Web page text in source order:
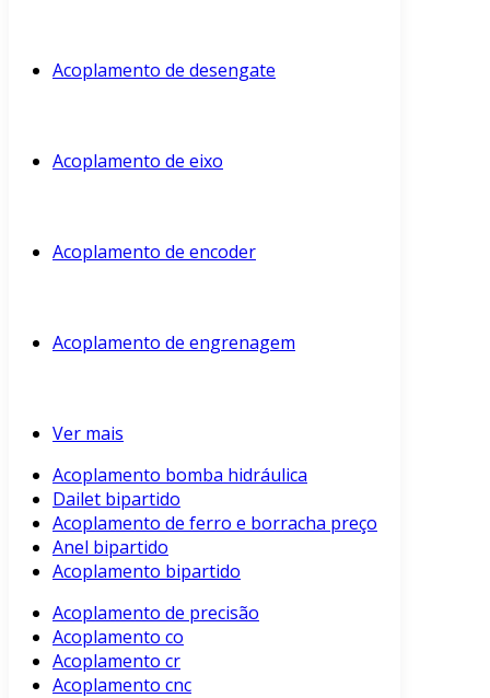
Acoplamento de desengate
Acoplamento de eixo
Acoplamento de encoder
Acoplamento de engrenagem
Ver mais
Acoplamento bomba hidráulica
Dailet bipartido
Acoplamento de ferro e borracha preço
Anel bipartido
Acoplamento bipartido
Acoplamento de precisão
Acoplamento co
Acoplamento cr
Acoplamento cnc